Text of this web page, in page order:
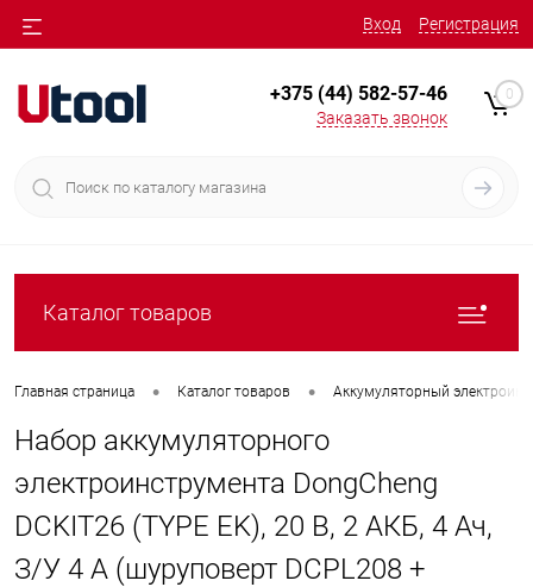
Вход Регистрация
+375 (44) 582-57-46
Заказать звонок
0
Каталог товаров
Главная страница • Каталог товаров • Аккумуляторный
Набор аккумуляторного
электроинструмента DongCheng
DCKIT26 (TYPE EK), 20 В, 2 АКБ, 4 Ач,
З/У 4 А (шуруповерт DCPL208 +